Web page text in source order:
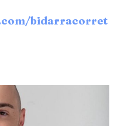
bidarracorret